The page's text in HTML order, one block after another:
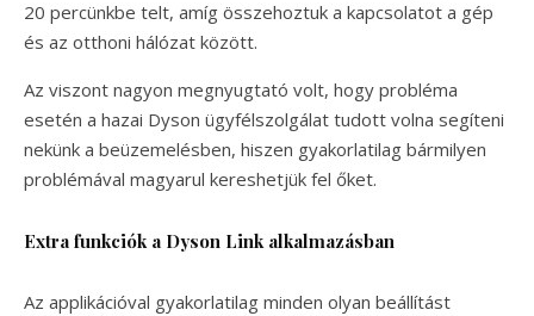
20 percünkbe telt, amíg összehoztuk a kapcsolatot a gép
és az otthoni hálózat között.
Az viszont nagyon megnyugtató volt, hogy probléma
esetén a hazai Dyson ügyfélszolgálat tudott volna segíteni
nekünk a beüzemelésben, hiszen gyakorlatilag bármilyen
problémával magyarul kereshetjük fel őket.
Extra funkciók a Dyson Link alkalmazásban
Az applikációval gyakorlatilag minden olyan beállítást